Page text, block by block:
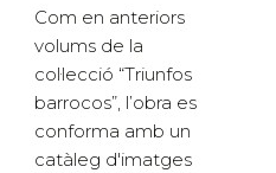
Com en anteriors
volums de la
col·lecció “Triunfos
barrocos”, l’obra es
conforma amb un
catàleg d'imatges